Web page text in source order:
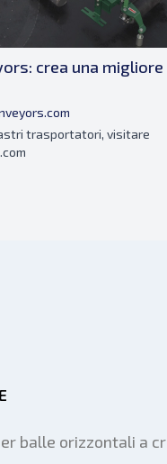
crea una
trasportatori, visitare
balle orizzontali a